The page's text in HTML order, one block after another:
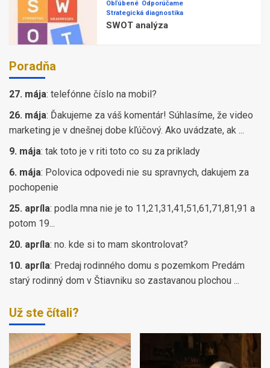
Obľúbené Odporúčame
Strategická diagnostika
SWOT analýza
Poradňa
27. mája: telefónne číslo na mobil?
26. mája: Ďakujeme za váš komentár! Súhlasíme, že video
marketing je v dnešnej dobe kľúčový. Ako uvádzate, ak ...
9. mája: tak toto je v riti toto co su za priklady
6. mája: Polovica odpovedi nie su spravnych, dakujem za
pochopenie
25. apríla: podla mna nie je to 11,21,31,41,51,61,71,81,91 a
potom 19...
20. apríla: no. kde si to mam skontrolovat?
10. apríla: Predaj rodinného domu s pozemkom Predám
starý rodinný dom v Štiavniku so zastavanou plochou ...
Už ste čítali?